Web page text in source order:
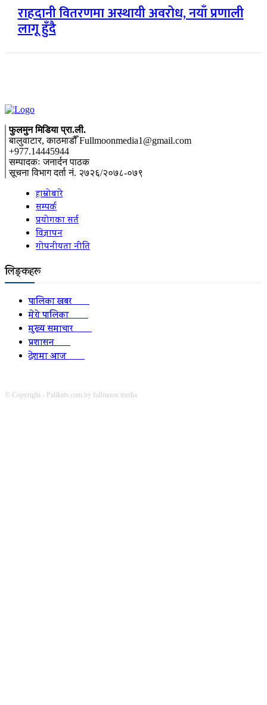
राहदानी वितरणमा अस्थायी अवरोध, नयाँ प्रणाली
लागू हुँदै
फुलमुन मिडिया प्रा.ली.
बालुवाटार, काठमाडौँ Fullmoonmedia1@gmail.com
+977.14445944
सम्पादकः जनार्दन पाठक
सूचना विभाग दर्ता नं. २७२६/२०७८-०७९
हाम्रोबारे
सम्पर्क
प्रयोगका सर्त
विज्ञापन
गोपनीयता नीति
लिङ्कहरू
पालिका खबर2152
मेरो पालिका2078
मुख्य समाचार2010
प्रशासन1341
देशमा आज1278
© Copyright - Palikatv.com by fullmoon media